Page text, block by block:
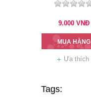
9.000 VNĐ
MUA HÀNG
Ưa thích
Tags: